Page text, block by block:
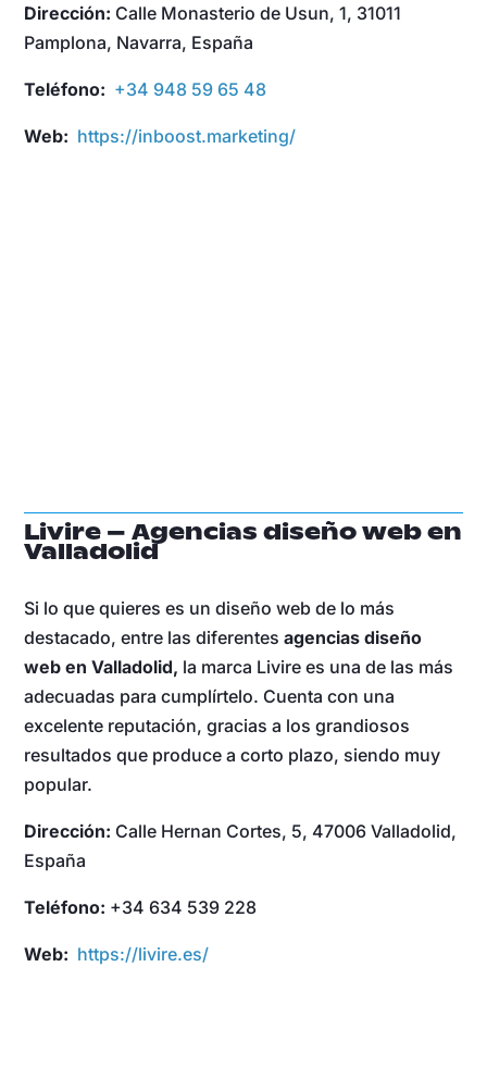
Dirección: Calle Monasterio de Usun, 1, 31011
Pamplona, Navarra, España
Teléfono: +34 948 59 65 48
Web: https://inboost.marketing/
Livire – Agencias diseño web en
Valladolid
Si lo que quieres es un diseño web de lo más
destacado, entre las diferentesagencias diseño
web en Valladolid, la marca Livire es una de las más
adecuadas para cumplírtelo. Cuenta con una
excelente reputación, gracias a los grandiosos
resultados que produce a corto plazo, siendo muy
popular.
Dirección: Calle Hernan Cortes, 5, 47006 Valladolid,
España
Teléfono: +34 634 539 228
Web: https://livire.es/